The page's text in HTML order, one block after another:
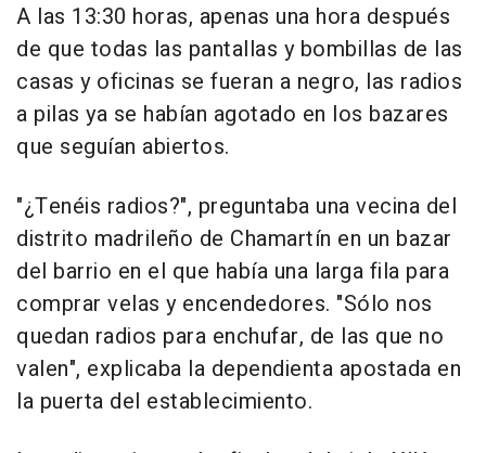
A las 13:30 horas, apenas una hora después
de que todas las pantallas y bombillas de las
casas y oficinas se fueran a negro, las radios
a pilas ya se habían agotado en los bazares
que seguían abiertos.
"¿Tenéis radios?", preguntaba una vecina del
distrito madrileño de Chamartín en un bazar
del barrio en el que había una larga fila para
comprar velas y encendedores. "Sólo nos
quedan radios para enchufar, de las que no
valen", explicaba la dependienta apostada en
la puerta del establecimiento.